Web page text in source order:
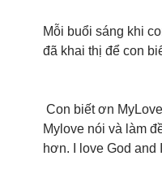
Mỗi buổi sáng khi
đã khai thị để con
Con biết ơn
Mylove nói và làm
hơn. I love God and